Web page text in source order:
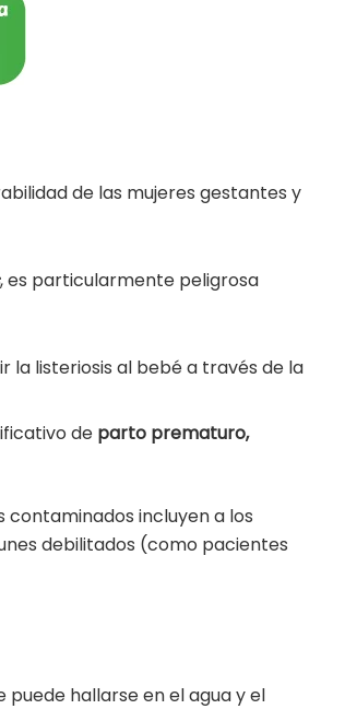
de las mujeres gestantes y
, es particularmente peligrosa
la listeriosis al bebé a través de la
de parto prematuro,
incluyen a los
debilitados (como pacientes
hallarse en el agua y el